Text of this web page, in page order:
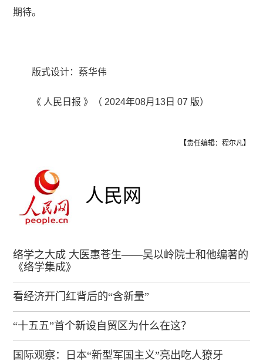
期待。
版式设计：蔡华伟
《 人民日报 》（ 2024年08月13日 07 版）
【责任编辑：程尔凡】
人民网
络学之大成 大医惠苍生——吴以岭院士和他编著的
《络学集成》
看经济开门红背后的“含新量”
“十五五”首个新设自贸区为什么在这？
国际观察：日本“新型军国主义”亮出吃人獠牙